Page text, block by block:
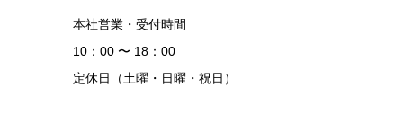
本社営業・受付時間
10：00 〜 18：00
定休日（土曜・日曜・祝日）